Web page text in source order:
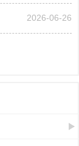
2026-06-26